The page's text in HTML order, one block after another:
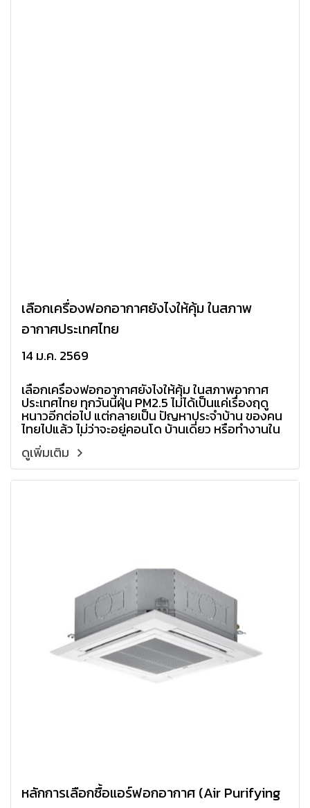
เลือกเครื่องฟอกอากาศยังไงให้คุ้ม ในสภาพ
อากาศประเทศไทย
14 ม.ค. 2569
เลือกเครื่องฟอกอากาศยังไงให้คุ้ม ในสภาพอากาศ
ประเทศไทย ทุกวันนี้ฝุ่น PM2.5 ไม่ได้เป็นแค่เรื่องฤดู
หนาวอีกต่อไป แต่กลายเป็น ปัญหาประจำบ้าน ของคน
ไทยไปแล้ว ไม่ว่าจะอยู่คอนโด บ้านเดี่ยว หรือทำงานใน
ออฟฟิศ เครื่องฟอกอากาศจึงไม่ใช่ของฟุ่มเฟือย แต่
เป็นอุปกรณ์ดูแลสุขภาพที่ควรเลือกให้ถูกตั้งแต่แรก
หลักการเลือกเครื่องฟอกอากาศที่ดี ไม่ได้ดูแค่ยี่ห้อ
หรือราคา แต่ต้องดูว่า เหมาะกับการใช้งานจริงของเรา
ดูเพิ่มเติม
หลักการเลือกซื้อแอร์ฟอกอากาศ (Air Purifying